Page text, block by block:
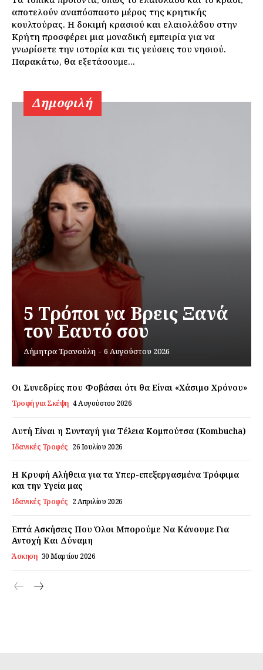
Εγγραφείτε τώρα!
Daily Food
Ο λογαριασμός μου
Επικοινωνία
αποτελούν αναπόσπαστο μέρος της κρητικής
κουλτούρας. Η δοκιμή κρασιού και ελαιολάδου στην
Κρήτη προσφέρει μια μοναδική εμπειρία για να
γνωρίσετε την ιστορία και τις γεύσεις του νησιού.
Παρακάτω, θα εξετάσουμε...
Δημοφιλή
5 Τρόποι να Βρεις Ξανά
τον Εαυτό σου
Δήμητρα Τρανούλη - 6 Αυγούστου 2026
Οι Συνεδρίες που Φοβάσαι ότι θα Είναι «Χάσιμο Χρόνου»
Τροφή για Σκέψη 4 Αυγούστου 2026
Αυτή Είναι η Συνταγή για Τέλεια Κομπούτσα (Kombucha)
Ιδανικές Τροφές 26 Ιουλίου 2026
Η Κρυφή Αλήθεια για τα Υπερ-επεξεργασμένα Τρόφιμα
και την Υγεία μας
Ιδανικές Τροφές 2 Απριλίου 2026
Επτά Ασκήσεις Που Όλοι Μπορούμε Να Κάνουμε Για
Αντοχή Και Δύναμη
Άσκηση 30 Μαρτίου 2026